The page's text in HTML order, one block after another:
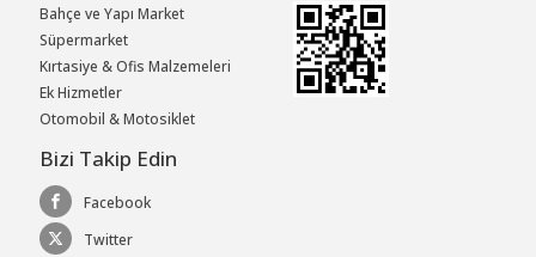
Bahçe ve Yapı Market
Süpermarket
Kırtasiye & Ofis Malzemeleri
Ek Hizmetler
Otomobil & Motosiklet
Bizi Takip Edin
Facebook
Twitter